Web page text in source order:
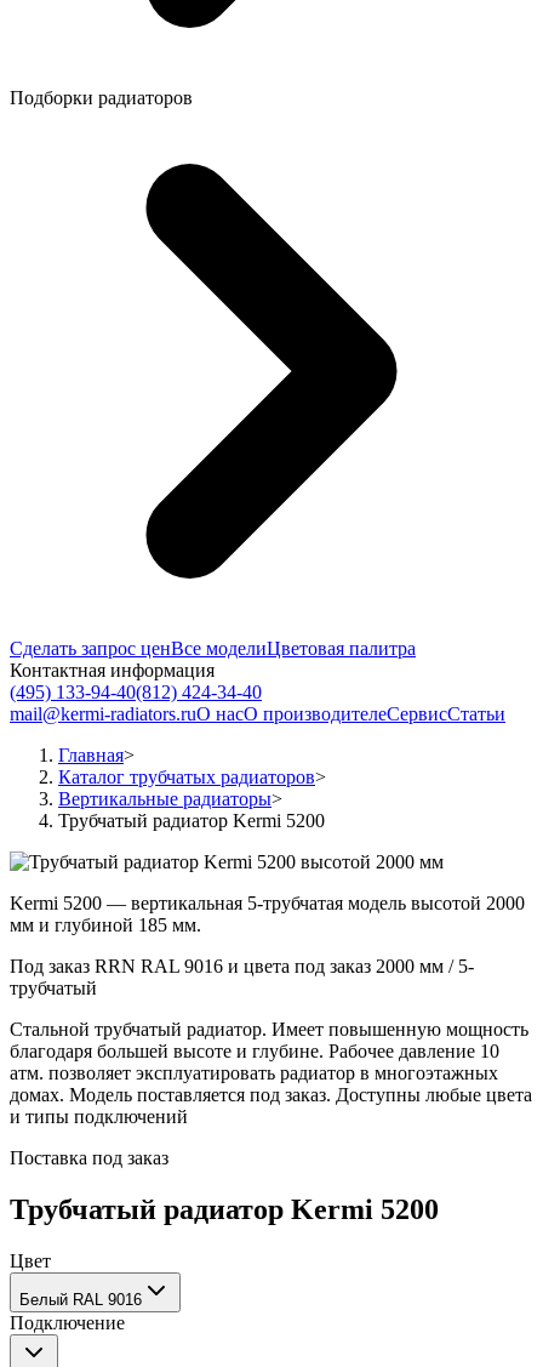
Подборки радиаторов
Сделать запрос ценВсе моделиЦветовая палитра
Контактная информация
(495) 133-94-40(812) 424-34-40
mail@kermi-radiators.ruО насО производителеСервисСтатьи
Главная>
Каталог трубчатых радиаторов>
Вертикальные радиаторы>
Трубчатый радиатор Kermi 5200
Kermi 5200 — вертикальная 5-трубчатая модель высотой 2000
мм и глубиной 185 мм.
Под заказ RRN RAL 9016 и цвета под заказ 2000 мм / 5-
трубчатый
Стальной трубчатый радиатор. Имеет повышенную мощность
благодаря большей высоте и глубине. Рабочее давление 10
атм. позволяет эксплуатировать радиатор в многоэтажных
домах. Модель поставляется под заказ. Доступны любые цвета
и типы подключений
Поставка под заказ
Трубчатый радиатор Kermi 5200
Цвет
Белый RAL 9016
Подключение